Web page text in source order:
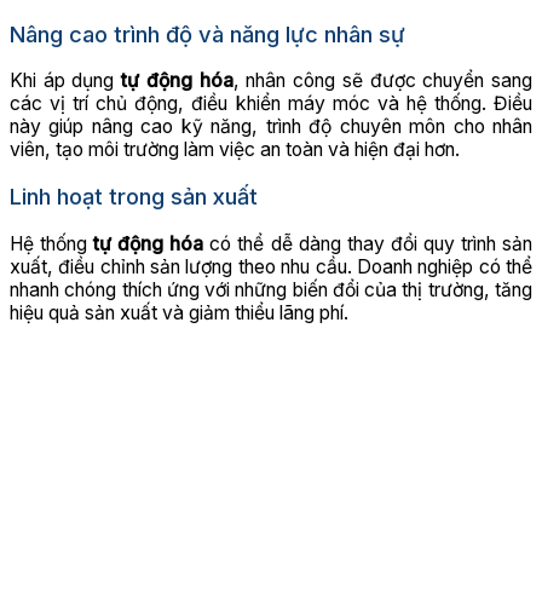
Nâng cao trình độ và năng lực nhân sự
Khi áp dụng tự động hóa, nhân công sẽ được chuyển sang
các vị trí chủ động, điều khiển máy móc và hệ thống. Điều
này giúp nâng cao kỹ năng, trình độ chuyên môn cho nhân
viên, tạo môi trường làm việc an toàn và hiện đại hơn.
Linh hoạt trong sản xuất
Hệ thống tự động hóa có thể dễ dàng thay đổi quy trình sản
xuất, điều chỉnh sản lượng theo nhu cầu. Doanh nghiệp có thể
nhanh chóng thích ứng với những biến đổi của thị trường, tăng
hiệu quả sản xuất và giảm thiểu lãng phí.